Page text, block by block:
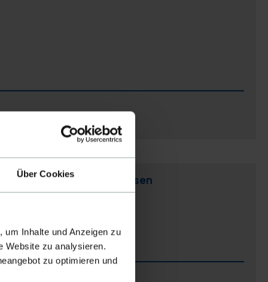
Über Cookies
um Inhalte und Anzeigen zu
Website zu analysieren.
zu optimieren und
und Prognosen